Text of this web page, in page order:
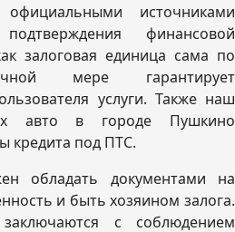
официальными источниками
финансовой
залоговая единица сама по
мере гарантирует
услуги. Также наш
авто в городе Пушкино
кредита под ПТС.
обладать документами на
и быть хозяином залога.
с соблюдением